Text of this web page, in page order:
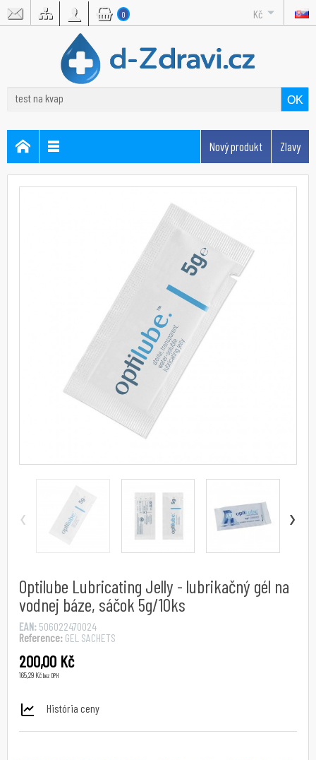
Kč
OK
0
Zlavy
Nový produkt
‹ ›
Optilube Lubricating Jelly - lubrikačný gél na
vodnej báze, sáčok 5g/10ks
EAN: 506022470024
Reference: GEL SACHETS
200,00 Kč
165,29 Kčbez DPH
História ceny